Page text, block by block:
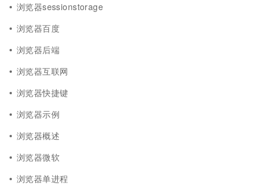
浏览器sessionstorage
浏览器百度
浏览器后端
浏览器互联网
浏览器快捷键
浏览器示例
浏览器概述
浏览器微软
浏览器单进程